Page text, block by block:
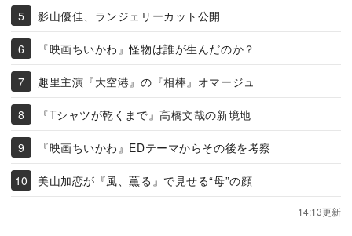
影山優佳、ランジェリーカット公開
『映画ちいかわ』怪物は誰が生んだのか？
趣里主演『大空港』の『相棒』オマージュ
『Tシャツが乾くまで』高橋文哉の新境地
『映画ちいかわ』EDテーマからその後を考察
美山加恋が『風、薫る』で見せる“母”の顔
14:13更新